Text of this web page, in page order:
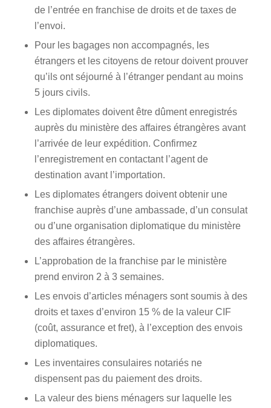
de l’entrée en franchise de droits et de taxes de
l’envoi.
Pour les bagages non accompagnés, les
étrangers et les citoyens de retour doivent prouver
qu’ils ont séjourné à l’étranger pendant au moins
5 jours civils.
Les diplomates doivent être dûment enregistrés
auprès du ministère des affaires étrangères avant
l’arrivée de leur expédition. Confirmez
l’enregistrement en contactant l’agent de
destination avant l’importation.
Les diplomates étrangers doivent obtenir une
franchise auprès d’une ambassade, d’un consulat
ou d’une organisation diplomatique du ministère
des affaires étrangères.
L’approbation de la franchise par le ministère
prend environ 2 à 3 semaines.
Les envois d’articles ménagers sont soumis à des
droits et taxes d’environ 15 % de la valeur CIF
(coût, assurance et fret), à l’exception des envois
diplomatiques.
Les inventaires consulaires notariés ne
dispensent pas du paiement des droits.
La valeur des biens ménagers sur laquelle les